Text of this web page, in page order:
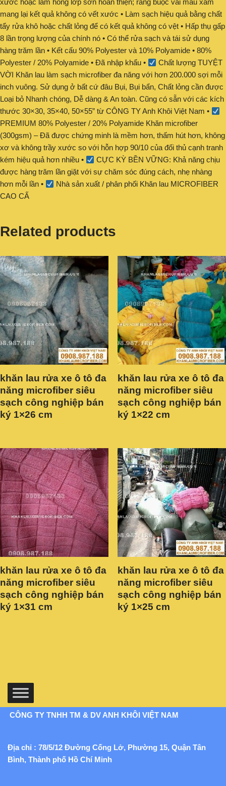
xước hoặc làm hỏng lớp sơn hoàn thiện; ràng buộc vải màu xám
mang lại kết quả không có vết xước • Làm sạch hiệu quả bằng chất
tẩy rửa khô hoặc chất lỏng để có kết quả không có vệt • Hấp thụ gấp
8 lần trọng lượng của chính nó • Có thể rửa sạch và tái sử dụng
hàng trăm lần • Kết cấu 90% Polyester và 10% Polyamide • 80%
Polyester / 20% Polyamide • Đã nhập khẩu •
Chất lượng TUYỆT
VỜI Khăn lau làm sạch microfiber đa năng với hơn 200.000 sợi mỗi
inch vuông. Sử dụng ở bất cứ đâu Bụi, Bụi bẩn, Chất lỏng cần được
Loại bỏ Nhanh chóng, Dễ dàng & An toàn. Cũng có sẵn với các kích
thước 30×30, 35×40, 50×55” từ CÔNG TY Anh Khôi Việt Nam •
PREMIUM 80% Polyester / 20% Polyamide Khăn microfiber
(300gsm) – Đã được chứng minh là mềm hơn, thấm hút hơn, không
xơ và không trầy xước so với hỗn hợp 90/10 của đối thủ cạnh tranh
kém hiệu quả hơn nhiều •
CỰC KỲ BỀN VỮNG: Khả năng chịu
được hàng trăm lần giặt với sự chăm sóc đúng cách, nhẹ nhàng
hơn mỗi lần •
Nhà sản xuất / phân phối Khăn lau MICROFIBER
CAO CẤ
Related products
khăn lau rửa xe ô tô đa
năng microfiber siêu
sạch công nghiệp bán
ký 1×26 cm
khăn lau rửa xe ô tô đa
năng microfiber siêu
sạch công nghiệp bán
ký 1×22 cm
khăn lau rửa xe ô tô đa
năng microfiber siêu
sạch công nghiệp bán
ký 1×31 cm
khăn lau rửa xe ô tô đa
năng microfiber siêu
sạch công nghiệp bán
ký 1×25 cm
CÔNG TY TNHH TM & DV ANH KHÔI VIỆT NAM
Địa chỉ : 78/5/12 Đường Cống Lở, Phường 15, Quận Tân
Bình, Thành phố Hồ Chí Minh